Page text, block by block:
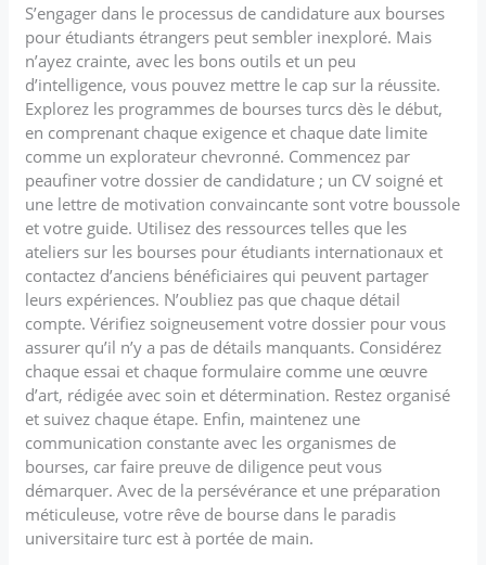
S’engager dans le processus de candidature aux bourses
pour étudiants étrangers peut sembler inexploré. Mais
n’ayez crainte, avec les bons outils et un peu
d’intelligence, vous pouvez mettre le cap sur la réussite.
Explorez les programmes de bourses turcs dès le début,
en comprenant chaque exigence et chaque date limite
comme un explorateur chevronné. Commencez par
peaufiner votre dossier de candidature ; un CV soigné et
une lettre de motivation convaincante sont votre boussole
et votre guide. Utilisez des ressources telles que les
ateliers sur les bourses pour étudiants internationaux et
contactez d’anciens bénéficiaires qui peuvent partager
leurs expériences. N’oubliez pas que chaque détail
compte. Vérifiez soigneusement votre dossier pour vous
assurer qu’il n’y a pas de détails manquants. Considérez
chaque essai et chaque formulaire comme une œuvre
d’art, rédigée avec soin et détermination. Restez organisé
et suivez chaque étape. Enfin, maintenez une
communication constante avec les organismes de
bourses, car faire preuve de diligence peut vous
démarquer. Avec de la persévérance et une préparation
méticuleuse, votre rêve de bourse dans le paradis
universitaire turc est à portée de main.